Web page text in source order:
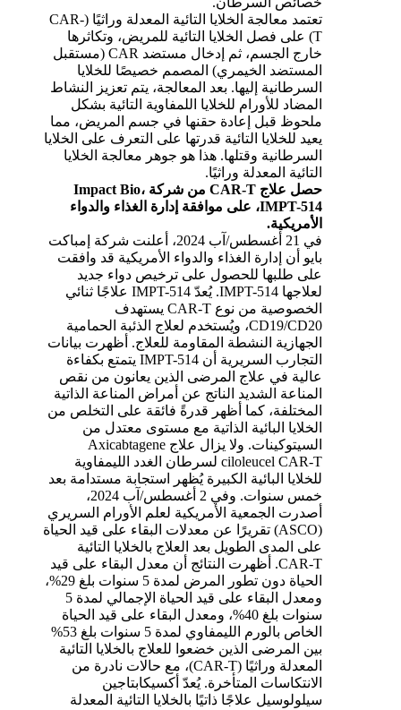
تعتمد معالجة الخلايا التائية المعدلة وراثيًا (CAR-
T) على فصل الخلايا التائية للمريض، وتكاثرها
خارج الجسم، ثم إدخال مستضد CAR (مستقبل
المستضد الخيمري) المصمم خصيصًا للخلايا
السرطانية إليها. بعد المعالجة، يتم تعزيز النشاط
المضاد للأورام للخلايا اللمفاوية التائية بشكل
ملحوظ قبل إعادة حقنها في جسم المريض، مما
يعيد للخلايا التائية قدرتها على التعرف على الخلايا
السرطانية وقتلها. هذا هو جوهر معالجة الخلايا
التائية المعدلة وراثيًا.
حصل علاج CAR-T من شركة Impact Bio،
IMPT-514، على موافقة إدارة الغذاء والدواء
الأمريكية.
في 21 أغسطس/آب 2024، أعلنت شركة إمباكت
بايو أن إدارة الغذاء والدواء الأمريكية قد وافقت
على طلبها للحصول على ترخيص دواء جديد
لعلاجها IMPT-514. يُعدّ IMPT-514 علاجًا ثنائي
الخصوصية من نوع CAR-T يستهدف
CD19/CD20، ويُستخدم لعلاج الذئبة الحمامية
الجهازية النشطة المقاومة للعلاج. أظهرت بيانات
التجارب السريرية أن IMPT-514 يتمتع بكفاءة
عالية في علاج المرضى الذين يعانون من نقص
المناعة الشديد الناتج عن أمراض المناعة الذاتية
المختلفة، كما أظهر قدرةً فائقة على التخلص من
الخلايا البائية الذاتية مع مستوى معتدل من
السيتوكينات. ولا يزال علاج Axicabtagene
ciloleucel CAR-T لسرطان الغدد الليمفاوية
للخلايا البائية الكبيرة يُظهر استجابة مستدامة بعد
خمس سنوات. وفي 2 أغسطس/آب 2024،
أصدرت الجمعية الأمريكية لعلم الأورام السريري
(ASCO) تقريرًا عن معدلات البقاء على قيد الحياة
على المدى الطويل بعد العلاج بالخلايا التائية
CAR-T. أظهرت النتائج أن معدل البقاء على قيد
الحياة دون تطور المرض لمدة 5 سنوات بلغ 29%،
ومعدل البقاء على قيد الحياة الإجمالي لمدة 5
سنوات بلغ 40%، ومعدل البقاء على قيد الحياة
الخاص بالورم الليمفاوي لمدة 5 سنوات بلغ 53%
بين المرضى الذين خضعوا للعلاج بالخلايا التائية
المعدلة وراثيًا (CAR-T)، مع حالات نادرة من
الانتكاسات المتأخرة. يُعدّ أكسيكابتاجين
سيلولوسيل علاجًا ذاتيًا بالخلايا التائية المعدلة